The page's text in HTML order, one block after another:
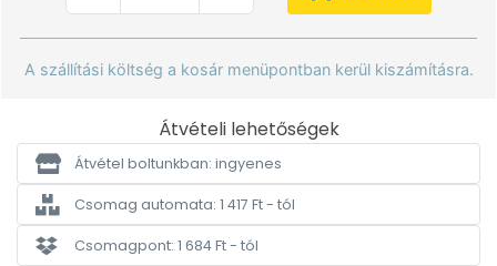
A szállítási költség a kosár menüpontban kerül kiszámításra.
Átvételi lehetőségek
Átvétel boltunkban: ingyenes
Csomag automata: 1 417 Ft - tól
Csomagpont: 1 684 Ft - tól